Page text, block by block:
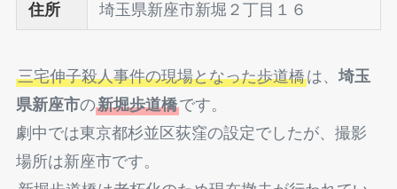
住所 埼玉県新座市新堀２丁目１６
三宅伸子殺人事件の現場となった歩道橋は、 埼玉
県新座市の新堀歩道橋です。
劇中では東京都杉並区荻窪の設定でしたが、撮影
場所は新座市です。